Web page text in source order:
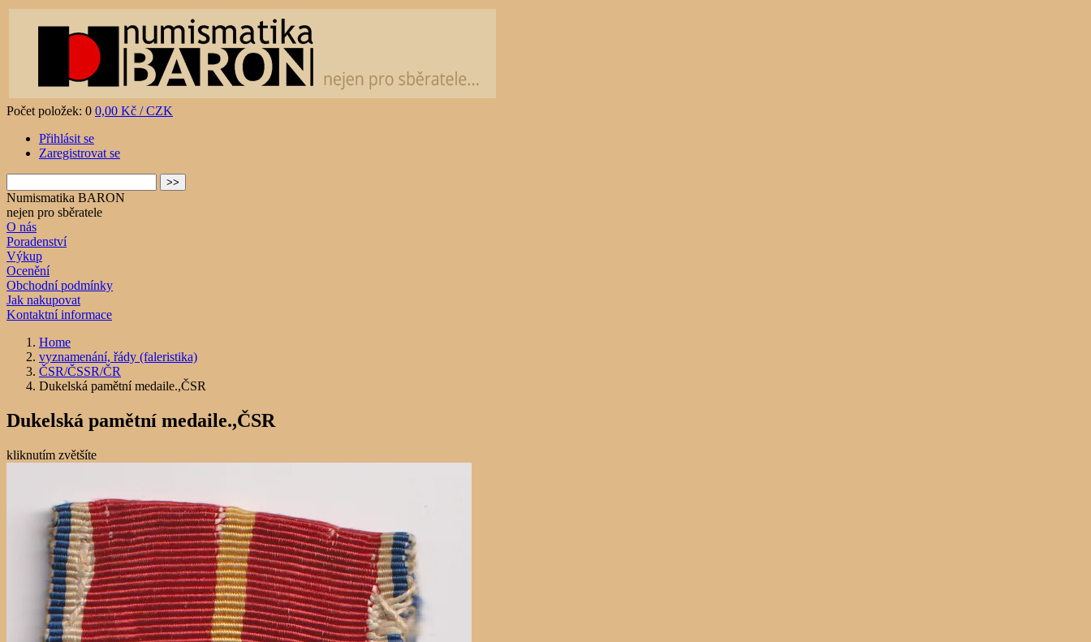
Počet položek: 0 0,00 Kč / CZK
Přihlásit se
Zaregistrovat se
Numismatika BARON
nejen pro sběratele
O nás
Poradenství
Výkup
Ocenění
Obchodní podmínky
Jak nakupovat
Kontaktní informace
Home
vyznamenání, řády (faleristika)
ČSR/ČSSR/ČR
Dukelská pamětní medaile.,ČSR
Dukelská pamětní medaile.,ČSR
kliknutím zvětšíte